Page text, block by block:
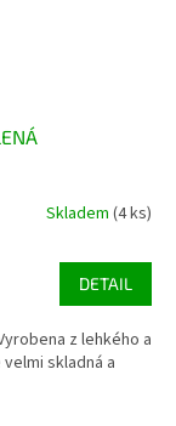
Skladem (4 ks)
DETAIL
z lehkého a
skladná a